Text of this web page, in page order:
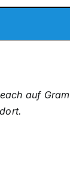
auf